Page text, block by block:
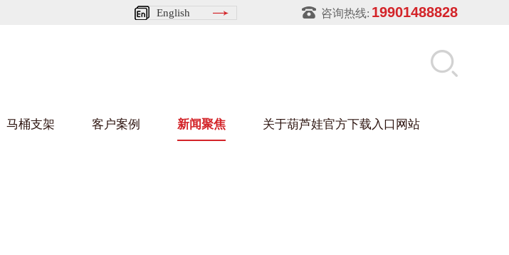
咨询热线: 19901488828
English
马桶支架 客户案例 新闻聚焦 关于葫芦娃官方下载入口网站